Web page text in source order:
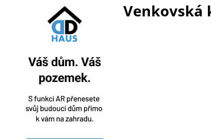
Venkovská